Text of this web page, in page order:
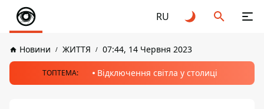
RU
Новини ЖИТТЯ 07:44, 14 Червня 2023
ТОПТЕМА: Відключення світла у столиці